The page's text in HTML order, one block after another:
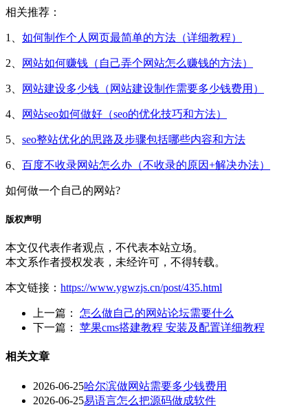
相关推荐：
1、 如何制作个人网页最简单的方法（详细教程）
2、 网站如何赚钱（自己弄个网站怎么赚钱的方法）
3、 网站建设多少钱（网站建设制作需要多少钱费用）
4、 网站seo如何做好（seo的优化技巧和方法）
5、 seo整站优化的思路及步骤包括哪些内容和方法
6、 百度不收录网站怎么办（不收录的原因+解决办法）
如何做一个自己的网站?
版权声明
本文仅代表作者观点，不代表本站立场。
本文系作者授权发表，未经许可，不得转载。
本文链接： https://www.ygwzjs.cn/post/435.html
上一篇： 怎么做自己的网站论坛需要什么
下一篇： 苹果cms搭建教程 安装及配置详细教程
相关文章
2026-06-25哈尔滨做网站需要多少钱费用
2026-06-25易语言怎么把源码做成软件